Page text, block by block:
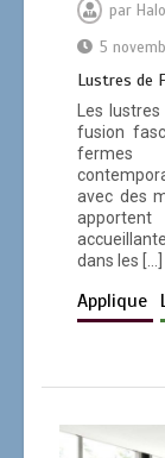
par
5
Lustres de
Les
fusion
fermes
avec des
dans les […]
Applique